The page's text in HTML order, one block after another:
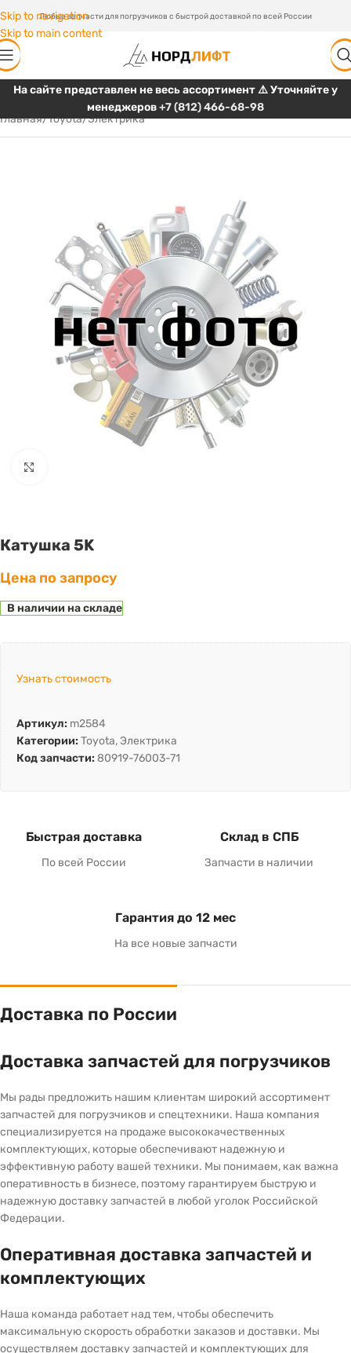
Skip to navigation
Skip to main content
Любые запчасти для погрузчиков с быстрой доставкой по всей России
На сайте представлен не весь ассортимент ⚠️ Уточняйте у
менеджеров+7 (812) 466-68-98
Главная/Toyota/Электрика
Катушка 5K
Цена по запросу
В наличии на складе
Узнать стоимость
Артикул: m2584
Категории: Toyota,Электрика
Код запчасти: 80919-76003-71
Быстрая доставка
По всей России
Склад в СПБ
Запчасти в наличии
Гарантия до 12 мес
На все новые запчасти
Доставка по России
Доставка запчастей для погрузчиков
Мы рады предложить нашим клиентам широкий ассортимент
запчастей для погрузчиков и спецтехники. Наша компания
специализируется на продаже высококачественных
комплектующих, которые обеспечивают надежную и
эффективную работу вашей техники. Мы понимаем, как важна
оперативность в бизнесе, поэтому гарантируем быструю и
надежную доставку запчастей в любой уголок Российской
Федерации.
Оперативная доставка запчастей и
комплектующих
Наша команда работает над тем, чтобы обеспечить
максимальную скорость обработки заказов и доставки. Мы
осуществляем доставку запчастей и комплектующих для